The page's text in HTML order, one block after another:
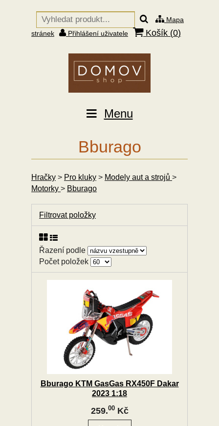
Mapa
stránek
Přihlášení uživatele Košík (0)
Menu
Bburago
Hračky > Pro kluky > Modely aut a strojů >
Motorky > Bburago
Filtrovat položky
Řazení podle
Počet položek
Bburago KTM GasGas RX450F Dakar
2023 1:18
259.00Kč